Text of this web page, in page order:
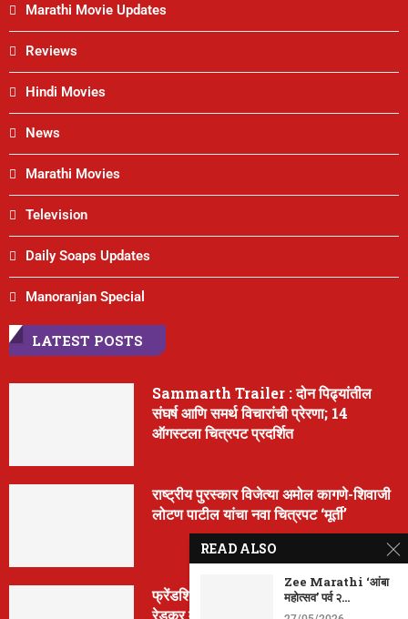
Marathi Movie Updates
Reviews
Hindi Movies
News
Marathi Movies
Television
Daily Soaps Updates
Manoranjan Special
LATEST POSTS
Sammarth Trailer : दोन पिढ्यांतील
संघर्ष आणि समर्थ विचारांची प्रेरणा; 14
ऑगस्टला चित्रपट प्रदर्शित
राष्ट्रीय पुरस्कार विजेत्या अमोल कागणे-शिवाजी
लोटण पाटील यांचा नवा चित्रपट ‘मूर्ती’
फ्रेंडशिप डे निमित्त ‘मैत्रेया’ची घोषणा; क्रांती
रेडकर वानखेडे पुन्हा दिग्दर्शनात
READ ALSO
Zee Marathi ‘आंबा
महोत्सव’ पर्व २...